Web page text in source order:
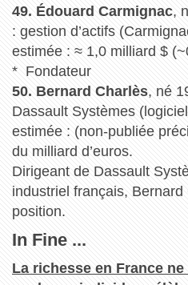
49. Édouard Carmignac,
: gestion d’actifs
estimée : ≈ 1,0 milliard $
* Fondateur
50. Bernard Charlès, né
Dassault Systèmes
estimée : (non-publiée
du milliard d’euros.
Dirigeant de Dassault
industriel français,
position.
In Fine ...
La richesse en France